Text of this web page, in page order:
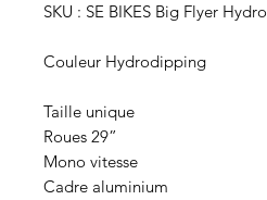
SKU : SE BIKES Big Flyer Hydro
Couleur Hydrodipping
Taille unique
Roues 29”
Mono vitesse
Cadre aluminium